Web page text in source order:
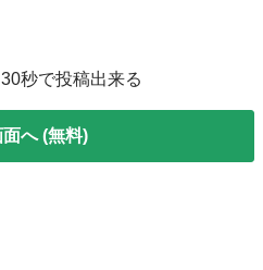
秒で投稿出来る
へ (無料)